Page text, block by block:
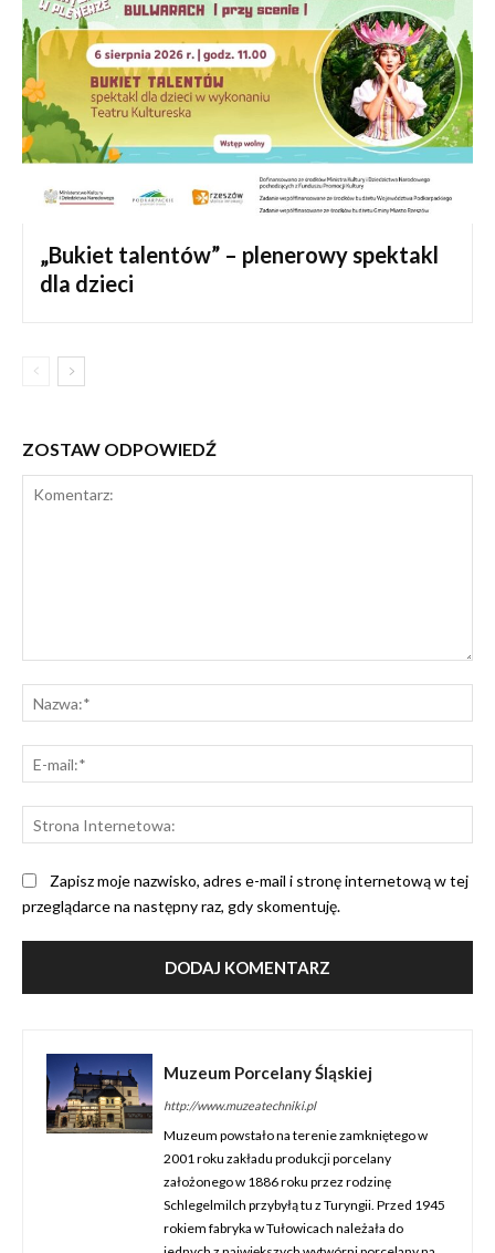
„Bukiet talentów” – plenerowy spektakl
dla dzieci
ZOSTAW ODPOWIEDŹ
Zapisz moje nazwisko, adres e-mail i stronę internetową w tej
przeglądarce na następny raz, gdy skomentuję.
Muzeum Porcelany Śląskiej
http://www.muzeatechniki.pl
Muzeum powstało na terenie zamkniętego w
2001 roku zakładu produkcji porcelany
założonego w 1886 roku przez rodzinę
Schlegelmilch przybyłą tu z Turyngii. Przed 1945
rokiem fabryka w Tułowicach należała do